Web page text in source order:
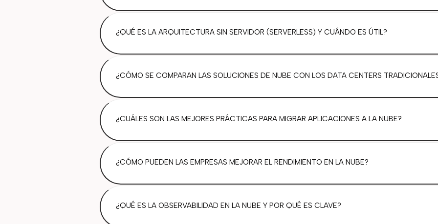
¿QUÉ ES LA ARQUITECTURA SIN SERVIDOR (SERVERLESS) Y CUÁNDO ES ÚTIL?
¿CÓMO SE COMPARAN LAS SOLUCIONES DE NUBE CON LOS DATA CENTERS
¿CUÁLES SON LAS MEJORES PRÁCTICAS PARA MIGRAR APLICACIONES A LA NUBE?
¿CÓMO PUEDEN LAS EMPRESAS MEJORAR EL RENDIMIENTO EN LA NUBE?
¿QUÉ ES LA OBSERVABILIDAD EN LA NUBE Y POR QUÉ ES CLAVE?